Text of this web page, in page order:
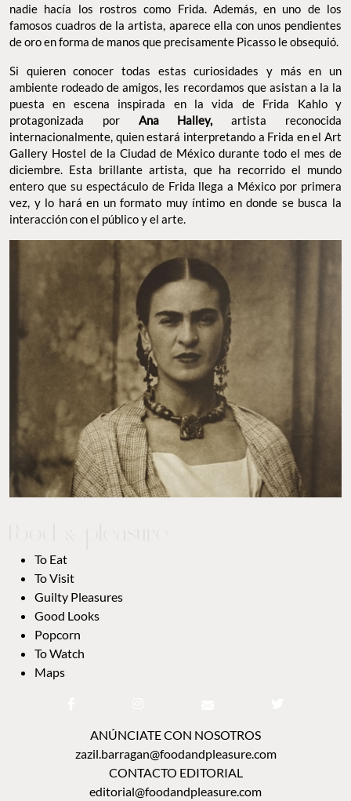
nadie hacía los rostros como Frida. Además, en uno de los
famosos cuadros de la artista, aparece ella con unos pendientes
de oro en forma de manos que precisamente Picasso le obsequió.
Si quieren conocer todas estas curiosidades y más en un
ambiente rodeado de amigos, les recordamos que asistan a la la
puesta en escena inspirada en la vida de Frida Kahlo y
protagonizada por Ana Halley, artista reconocida
internacionalmente, quien estará interpretando a Frida en el Art
Gallery Hostel de la Ciudad de México durante todo el mes de
diciembre. Esta brillante artista, que ha recorrido el mundo
entero que su espectáculo de Frida llega a México por primera
vez, y lo hará en un formato muy íntimo en donde se busca la
interacción con el público y el arte.
To Eat
To Visit
Guilty Pleasures
Good Looks
Popcorn
To Watch
Maps
ANÚNCIATE CON NOSOTROS
zazil.barragan@foodandpleasure.com
CONTACTO EDITORIAL
editorial@foodandpleasure.com